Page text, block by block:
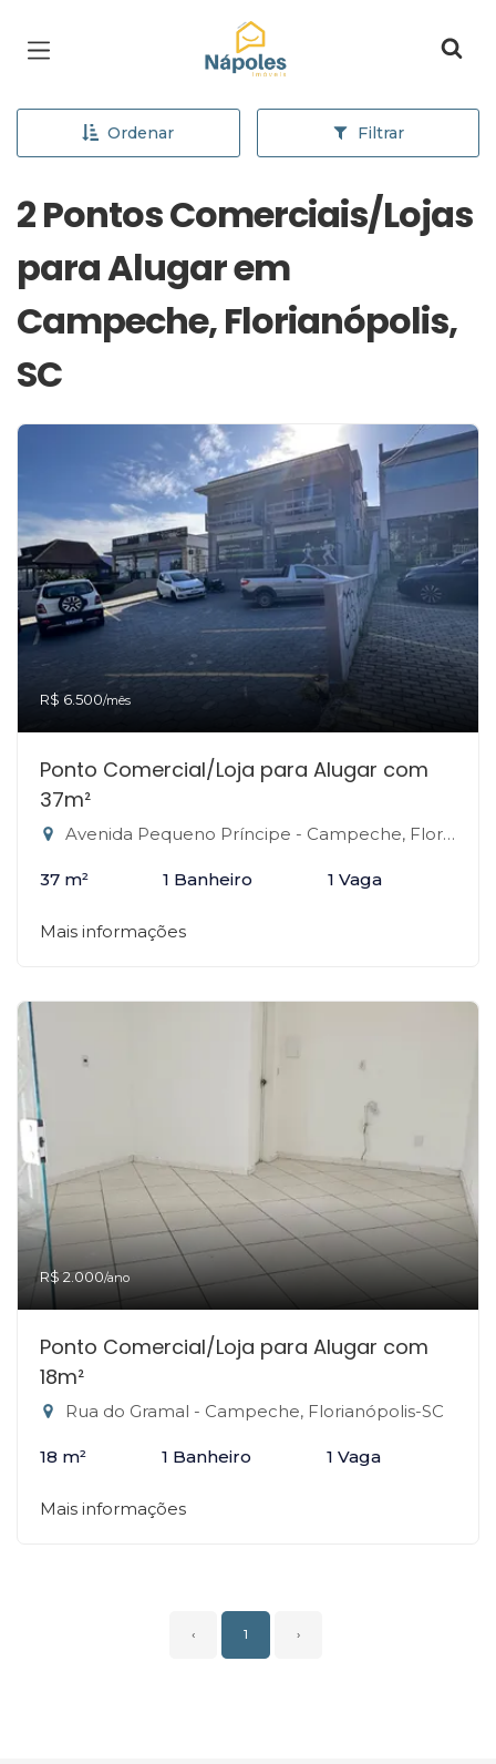
Página inicial
Ordenar Filtrar
2 Pontos Comerciais/Lojas
para Alugar em
Campeche, Florianópolis,
SC
R$ 6.500/mês
Ponto Comercial/Loja para Alugar com
37m²
Avenida Pequeno Príncipe - Campeche, Florianópolis-SC
37 m² 1 Banheiro 1 Vaga
Mais informações
R$ 2.000/ano
Ponto Comercial/Loja para Alugar com
18m²
Rua do Gramal - Campeche, Florianópolis-SC
18 m² 1 Banheiro 1 Vaga
Mais informações
‹ 1 ›